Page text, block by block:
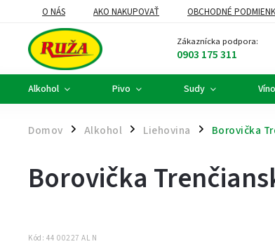
O NÁS AKO NAKUPOVAŤ OBCHODNÉ
DARČEKOVÉ KOŠE A FIREMNÉ DARČEKY
Zákaznícka podpora:
0903 175 311
Alkohol Pivo Sudy Víno
Domov / Alkohol / Liehovina / Borovička
Borovička
Kód: 44 00227 AL N